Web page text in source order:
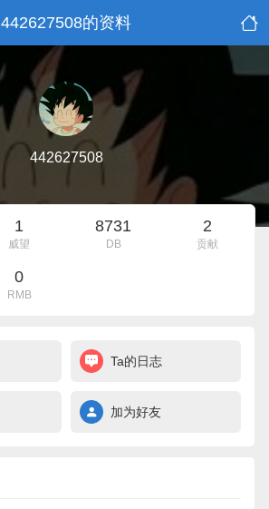
442627508的资料
442627508
1
威望
8731
DB
2
贡献
0
RMB
Ta的日志
加为好友